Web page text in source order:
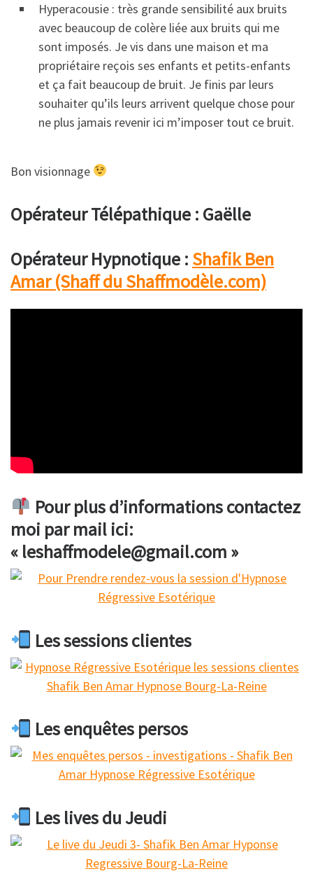
Hyperacousie : très grande sensibilité aux bruits
avec beaucoup de colère liée aux bruits qui me
sont imposés. Je vis dans une maison et ma
propriétaire reçois ses enfants et petits-enfants
et ça fait beaucoup de bruit. Je finis par leurs
souhaiter qu’ils leurs arrivent quelque chose pour
ne plus jamais revenir ici m’imposer tout ce bruit.
Bon visionnage
Opérateur Télépathique : Gaëlle
Opérateur Hypnotique : Shafik Ben
Amar (Shaff du Shaffmodèle.com)
Pour plus d’informations contactez
moi par mail ici:
« leshaffmodele@gmail.com »
Les sessions clientes
Les enquêtes persos
Les lives du Jeudi